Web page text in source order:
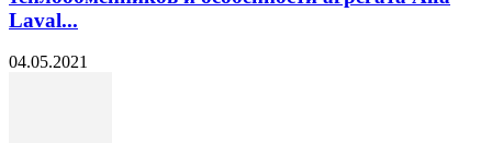
Laval...
04.05.2021